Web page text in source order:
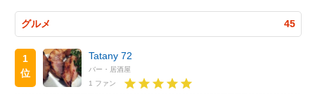
グルメ 45
1
位
Tatany 72
バー・居酒屋
1 ファン